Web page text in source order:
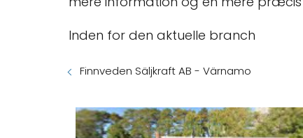
Inden for den aktuelle branch
Finnveden Säljkraft AB - Värnamo